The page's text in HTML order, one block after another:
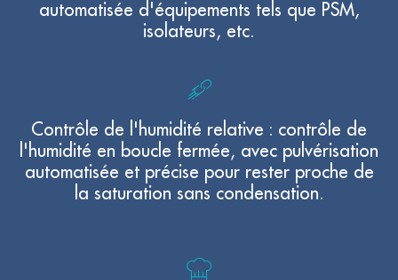
automatisée d'équipements tels que PSM,
isolateurs, etc.
Contrôle de l'humidité relative : contrôle de
l'humidité en boucle fermée, avec pulvérisation
automatisée et précise pour rester proche de
la saturation sans condensation.